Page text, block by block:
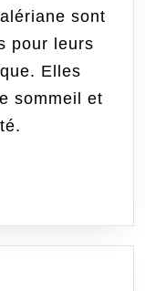
:
Défi
sont
pour leurs
Elles
sommeil et